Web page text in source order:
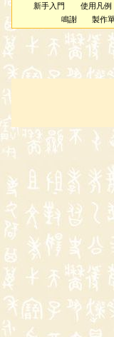
新手入門 使用凡例
鳴謝
製作